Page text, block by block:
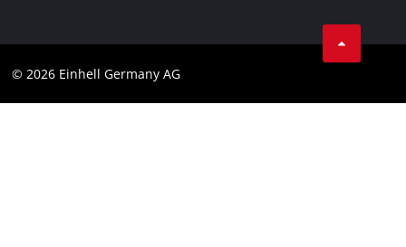
Impressum
© 2026 Einhell Germany AG